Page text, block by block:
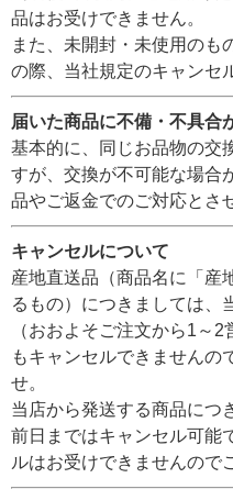
品はお受けできません。
また、未開封・未使用のも
の際、当社規定のキャンセ
届いた商品に不備・不具合
基本的に、同じお品物の交
すが、交換が不可能な場合
品やご返金でのご対応とさ
キャンセルについて
産地直送品（商品名に「産
るもの）につきましては、
（おおよそご注文から1～
もキャンセルできませんの
せ。
当店から発送する商品につ
前日まではキャンセル可能
ルはお受けできませんので